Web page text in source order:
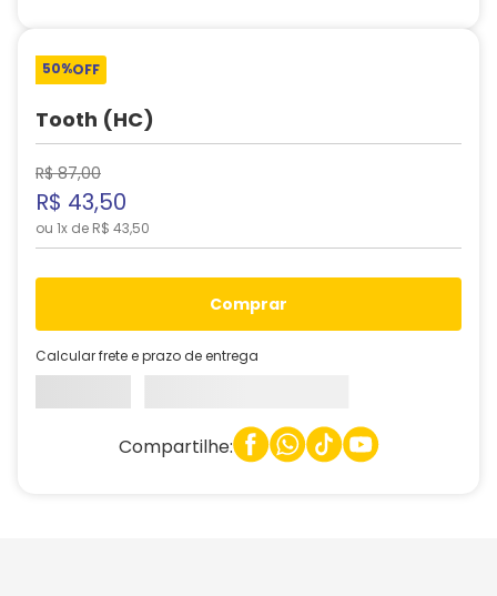
50%OFF
Tooth (HC)
R$ 87,00
R$ 43,50
ou 1x de R$ 43,50
comprar
Calcular frete e prazo de entrega
Compartilhe: